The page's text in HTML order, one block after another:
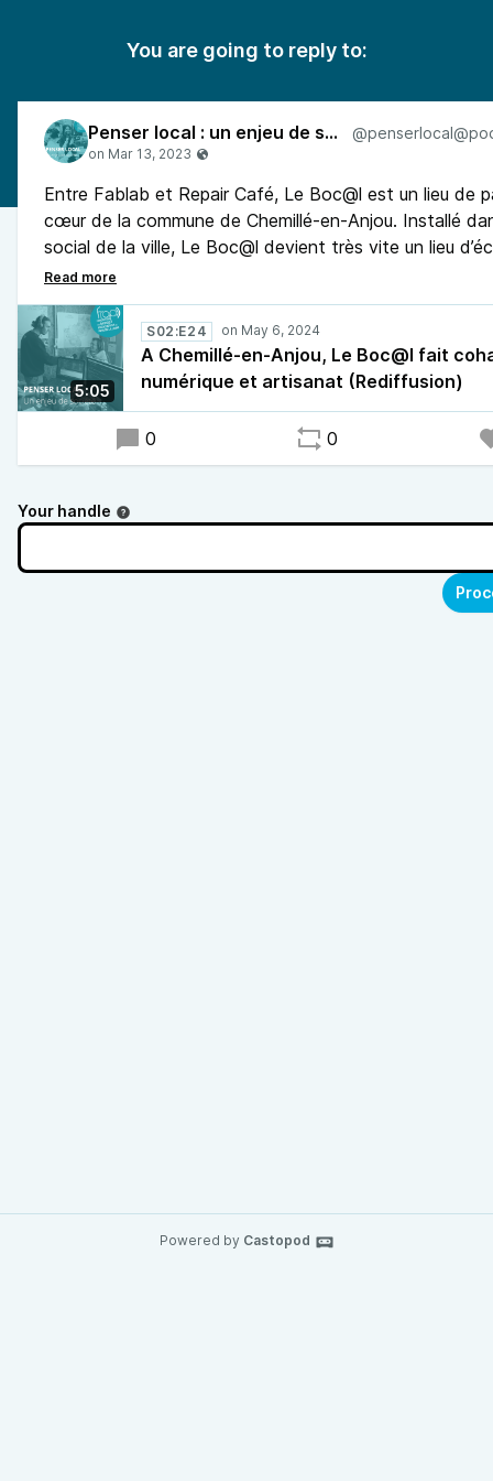
You are going to reply to:
Penser local : un enjeu de société
Entre Fablab et Repair Café, Le Boc@l est un lieu de
cœur de la commune de Chemillé-en-Anjou. Installé
social de la ville, Le Boc@l devient très vite un lieu
de transmission de savoirs où règne le bien-être et la
Depuis 2022, Le Boc@l a lancé des ateliers
aux seniors. Nicolas Mercier de Radio G! est allé à la
d’Yvan Godreau, animateur socioculturel au Centre
Chemillois, pour raconter l’histoire de ce lieu.
5:05
S02:E24
A Chemillé-en-Anjou, Le Boc@l fait
numérique et artisanat (Rediffusion)
0 0
Your handle
Powered by Castopod